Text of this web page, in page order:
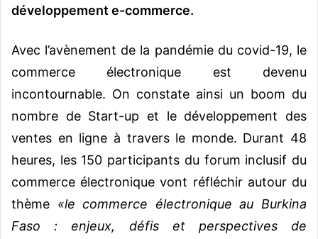
développement e-commerce.
Avec l’avènement de la pandémie du covid-19, le
commerce électronique est devenu
incontournable. On constate ainsi un boom du
nombre de Start-up et le développement des
ventes en ligne à travers le monde. Durant 48
heures, les 150 participants du forum inclusif du
commerce électronique vont réfléchir autour du
thème «le commerce électronique au Burkina
Faso : enjeux, défis et perspectives de